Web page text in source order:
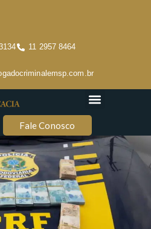
11 2957 8464
Fale Conosco